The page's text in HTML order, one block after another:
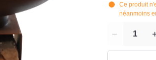
Ce produit
néanmoins
Quantité